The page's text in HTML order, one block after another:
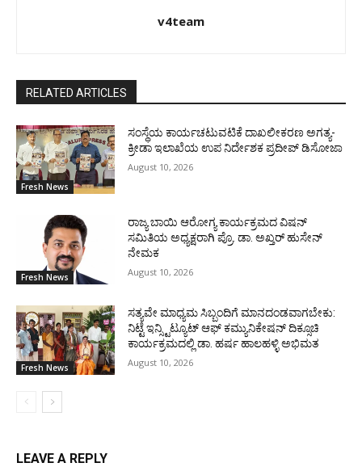
v4team
RELATED ARTICLES
Fresh News
ಸಂಸ್ಥೆಯ ಕಾರ್ಯಚಟುವಟಿಕೆ ದಾಖಲೀಕರಣ ಅಗತ್ಯ-
ಕ್ರೀಡಾ ಇಲಾಖೆಯ ಉಪ ನಿರ್ದೇಶಕ ಪ್ರದೀಪ್ ಡಿಸೋಜಾ
August 10, 2026
Fresh News
ರಾಜ್ಯ ಬಾಯಿ ಆರೋಗ್ಯ ಕಾರ್ಯಕ್ರಮದ ವಿಷನ್
ಸಮಿತಿಯ ಅಧ್ಯಕ್ಷರಾಗಿ ಪ್ರೊ. ಡಾ. ಅಖ್ತರ್ ಹುಸೇನ್
ನೇಮಕ
August 10, 2026
Fresh News
ಸತ್ಯವೇ ಮಾಧ್ಯಮ ಸಿಬ್ಬಂದಿಗೆ ಮಾನದಂಡವಾಗಬೇಕು:
ನಿಟ್ಟೆ ಇನ್ಸ್ಟಿಟ್ಯೂಟ್ ಆಫ್ ಕಮ್ಯುನಿಕೇಷನ್ ದಿಕ್ಸೂಚಿ
ಕಾರ್ಯಕ್ರಮದಲ್ಲಿ ಡಾ. ಹರ್ಷ ಹಾಲಹಳ್ಳಿ ಅಭಿಮತ
August 10, 2026
LEAVE A REPLY